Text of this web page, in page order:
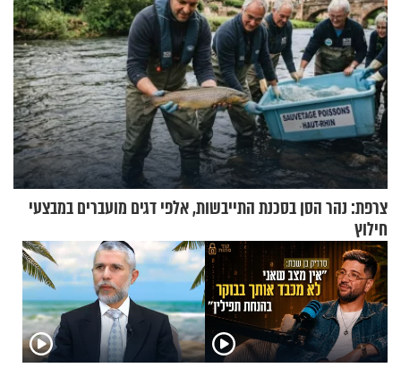
צרפת: נהר הסן בסכנת התייבשות, אלפי דגים מועברים במבצעי
חילוץ